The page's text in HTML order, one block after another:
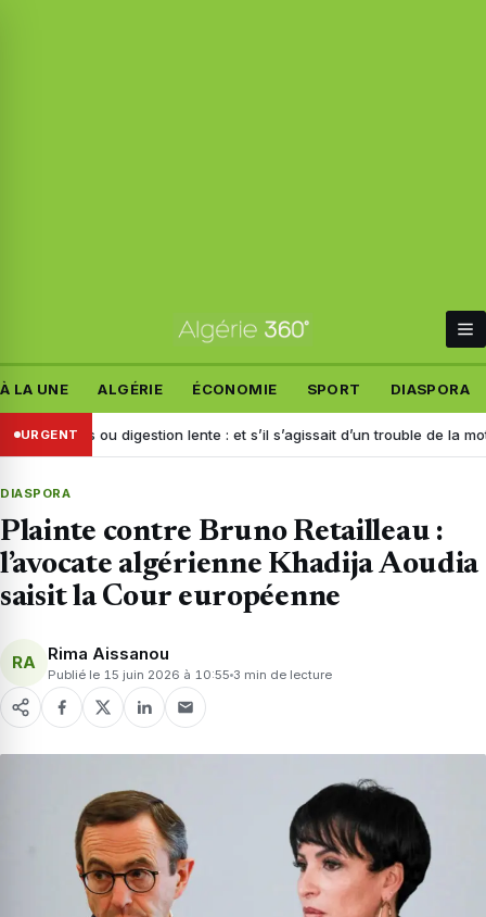
À LA UNE ALGÉRIE ÉCONOMIE SPORT DIASPORA
URGENT
ou digestion lente : et s’il s’agissait d’un trouble de la motilité ?
DIASPORA
Plainte contre Bruno Retailleau :
l’avocate algérienne Khadija Aoudia
saisit la Cour européenne
RA Rima Aissanou
Publié le 15 juin 2026 à 10:55 3 min de lecture